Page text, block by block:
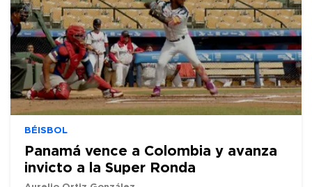
BÉISBOL
Panamá vence a Colombia y avanza
invicto a la Super Ronda